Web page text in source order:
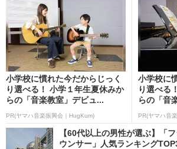
小学校に慣れた今だからじっく
り選べる！ 小学１年生夏休みか
らの「音楽教室」デビュ...
PR(ヤマハ音楽振興会｜HugKum)
小学校に
り選べる
らの「音
PR(ヤマハ音
【60代以上の男性が選ぶ】「
ウンサー」人気ランキング